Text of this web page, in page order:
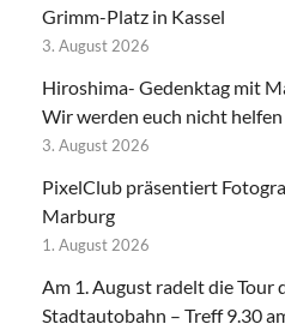
Grimm-Platz in Kassel
3. August 2026
Hiroshima- Gedenktag mit
Wir werden euch nicht
3. August 2026
PixelClub präsentiert
Marburg
1. August 2026
Am 1. August radelt die Tour
Stadtautobahn – Treff 9.30